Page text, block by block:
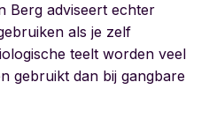
Berg adviseert echter
als je zelf
teelt worden veel
gebruikt dan bij gangbare